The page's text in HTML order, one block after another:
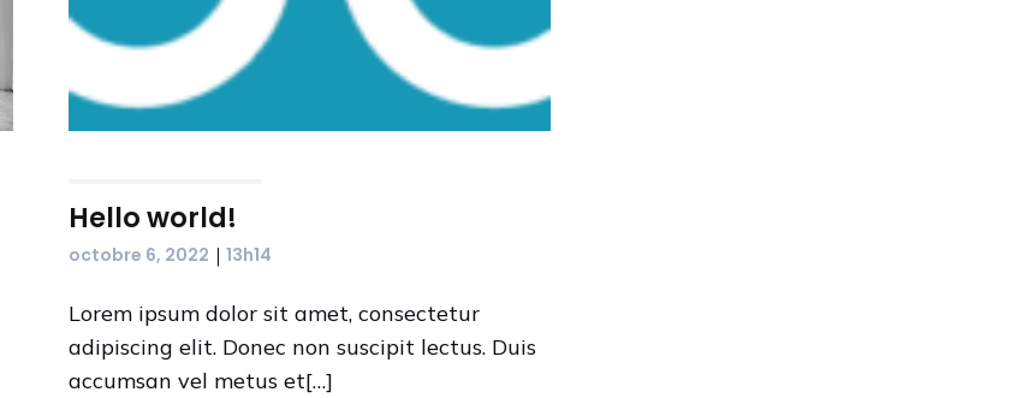
Hello world!
octobre 6, 2022 | 13h14
Lorem ipsum dolor sit amet, consectetur
adipiscing elit. Donec non suscipit lectus. Duis
accumsan vel metus et[…]